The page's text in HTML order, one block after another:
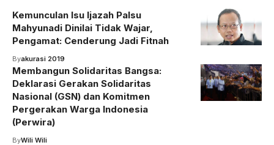
Kemunculan Isu Ijazah Palsu
Mahyunadi Dinilai Tidak Wajar,
Pengamat: Cenderung Jadi Fitnah
Byakurasi 2019
Membangun Solidaritas Bangsa:
Deklarasi Gerakan Solidaritas
Nasional (GSN) dan Komitmen
Pergerakan Warga Indonesia
(Perwira)
ByWili Wili